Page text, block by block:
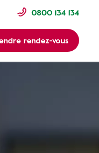
0800 134 134
rendez-vous